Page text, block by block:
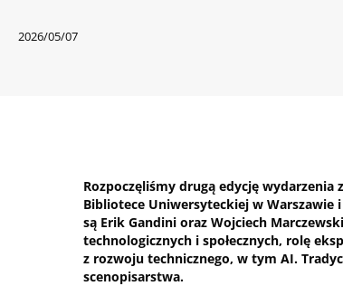
2026/05/07
Rozpoczęliśmy drugą edycję wydarzenia
Bibliotece Uniwersyteckiej w Warszawie
są Erik Gandini oraz Wojciech
technologicznych i społecznych, rolę
z rozwoju technicznego, w tym AI.
scenopisarstwa.